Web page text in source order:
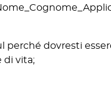
dovresti
di vita;